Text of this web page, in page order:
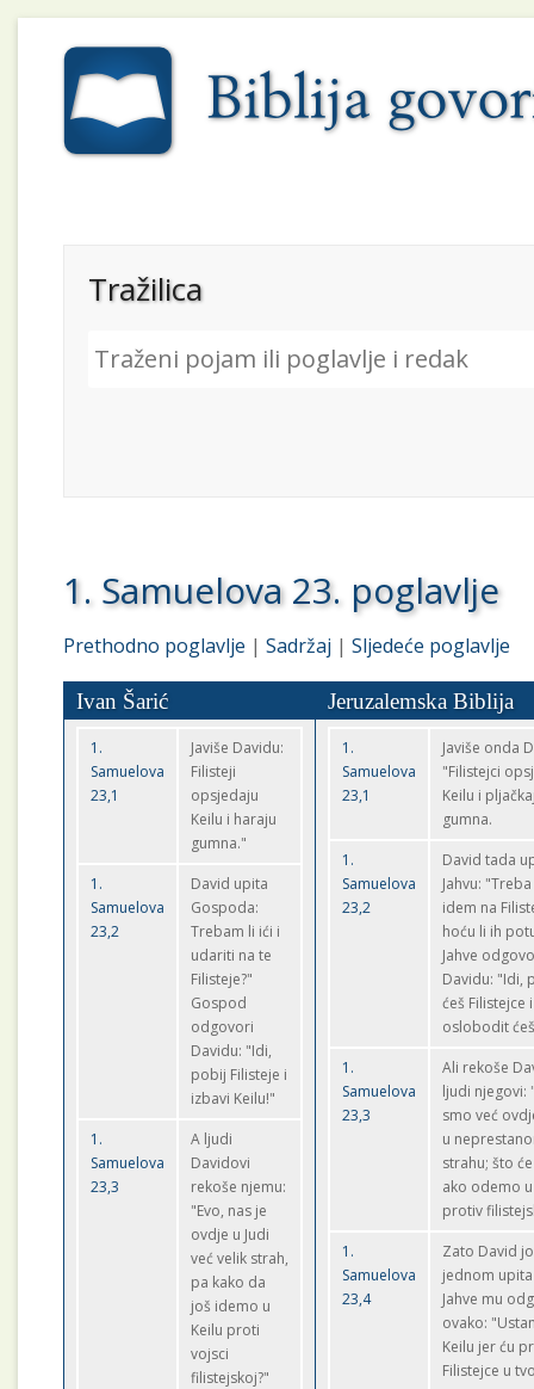
Tražilica
1. Samuelova 23. poglavlje
Prethodno poglavlje |Sadržaj |Sljedeće poglavlje
Ivan Šarić Jeruzalemska Biblija
1.
Samuelova
23,1
Javiše Davidu:
Filisteji
opsjedaju
Keilu i haraju
gumna."
1.
Samuelova
23,2
David upita
Gospoda:
Trebam li ići i
udariti na te
Filisteje?"
Gospod
odgovori
Davidu: "Idi,
pobij Filisteje i
izbavi Keilu!"
1.
Samuelova
23,3
A ljudi
Davidovi
rekoše njemu:
"Evo, nas je
ovdje u Judi
već velik strah,
pa kako da
još idemo u
Keilu proti
vojsci
filistejskoj?"
1.
Samuelova
23,1
Javiše onda
"Filistejci
Keilu i
gumna.
1.
Samuelova
23,2
David tada
Jahvu:
idem na
hoću li ih
Jahve
Davidu: "Idi,
ćeš Filistejce i
oslobodit
1.
Samuelova
23,3
Ali rekoše
ljudi njegovi:
smo već
u
strahu; što
ako odemo
protiv
1.
Samuelova
23,4
Zato David
jednom upita
Jahve mu
ovako:
Keilu jer ću
Filistejce u